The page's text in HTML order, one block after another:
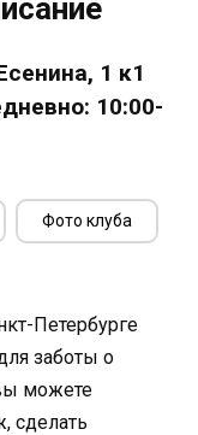
1 к1
10:00-
Фото клуба
Петербурге
заботы о
можете
сделать